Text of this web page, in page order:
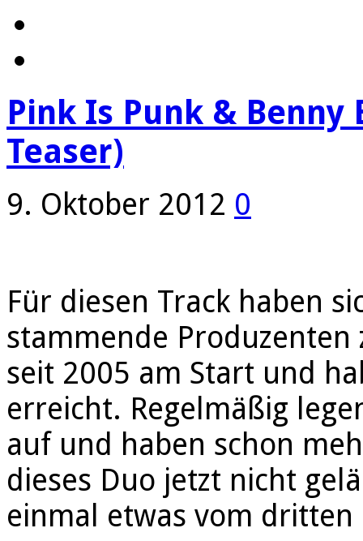
Pink Is Punk &
Teaser)
9. Oktober 2012 0
Für diesen Track haben
stammende Produzenten
seit 2005 am Start und
erreicht. Regelmäßig
auf und haben schon
dieses Duo jetzt nicht
einmal etwas vom